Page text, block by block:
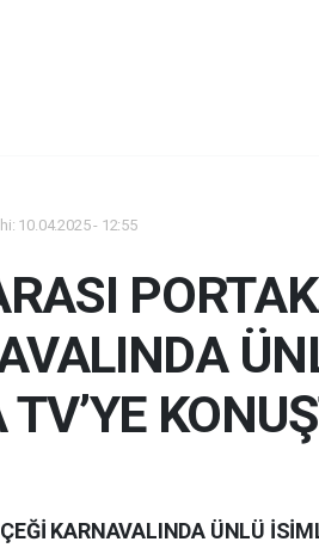
10.04.2025 - 12:55
KARNAVALINDA ÜNLÜ